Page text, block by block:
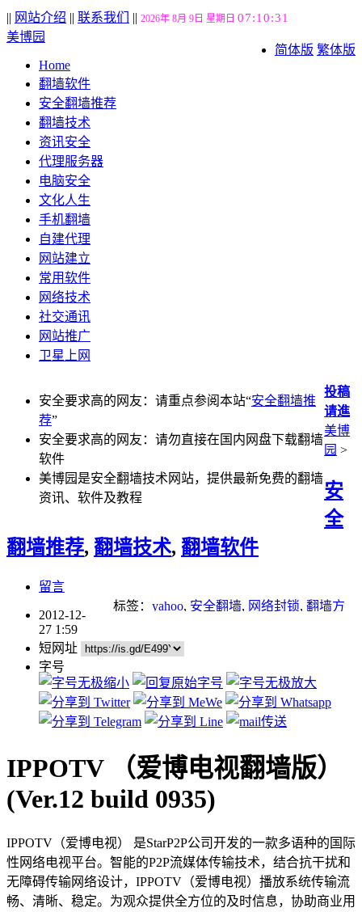
|| 网站介绍 || 联系我们 || 2026年 8月 9日 星期日 07:10:32
简体版 繁体版
美博园
Home
翻墙软件
安全翻墙推荐
翻墙技术
资讯安全
代理服务器
电脑安全
文化人生
手机翻墙
自建代理
网站建立
常用软件
网络技术
社交通讯
网站推广
卫星上网
安全要求高的网友：请重点参阅本站“安全翻墙推
荐”
安全要求高的网友：请勿直接在国内网盘下载翻墙
软件
美博园是安全翻墙技术网站，提供最新免费的翻墙
资讯、软件及教程
投稿
请進
美博
园 >
安
全
翻墙推荐, 翻墙技术, 翻墙软件
留言
标签： yahoo, 安全翻墙, 网络封锁, 翻墙方
2012-12-
27 1:59
短网址
字号
IPPOTV （爱博电视翻墙版）
(Ver.12 build 0935)
IPPOTV（爱博电视） 是StarP2P公司开发的一款多语种的国际
性网络电视平台。智能的P2P流媒体传输技术，结合抗干扰和
无障碍传输网络设计，IPPOTV（爱博电视）播放系统传输流
畅、清晰、稳定。为观众提供全方位的及时信息，协助商业用